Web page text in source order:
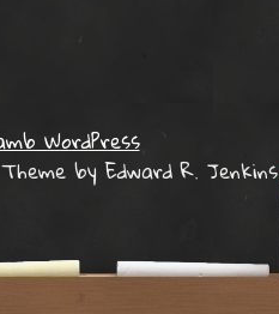
WordPress
by Edward R. Jenkins